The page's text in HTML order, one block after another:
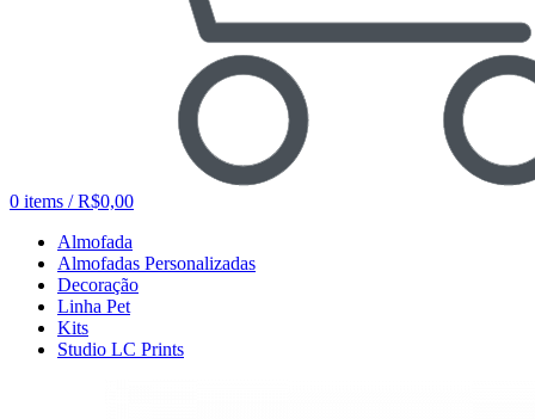
0 items / R$0,00
Almofada
Almofadas Personalizadas
Decoração
Linha Pet
Kits
Studio LC Prints